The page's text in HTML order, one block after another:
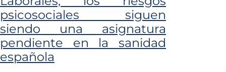
psicosociales siguen
siendo una asignatura
pendiente en la sanidad
española